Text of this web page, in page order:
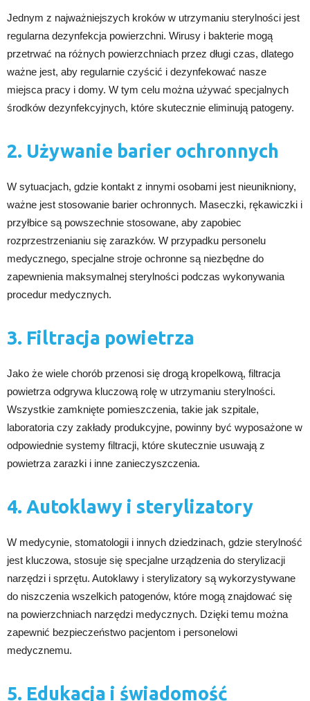
Jednym z najważniejszych kroków w utrzymaniu sterylności jest
regularna dezynfekcja powierzchni. Wirusy i bakterie mogą
przetrwać na różnych powierzchniach przez długi czas, dlatego
ważne jest, aby regularnie czyścić i dezynfekować nasze
miejsca pracy i domy. W tym celu można używać specjalnych
środków dezynfekcyjnych, które skutecznie eliminują patogeny.
2. Używanie barier ochronnych
W sytuacjach, gdzie kontakt z innymi osobami jest nieunikniony,
ważne jest stosowanie barier ochronnych. Maseczki, rękawiczki i
przyłbice są powszechnie stosowane, aby zapobiec
rozprzestrzenianiu się zarazków. W przypadku personelu
medycznego, specjalne stroje ochronne są niezbędne do
zapewnienia maksymalnej sterylności podczas wykonywania
procedur medycznych.
3. Filtracja powietrza
Jako że wiele chorób przenosi się drogą kropelkową, filtracja
powietrza odgrywa kluczową rolę w utrzymaniu sterylności.
Wszystkie zamknięte pomieszczenia, takie jak szpitale,
laboratoria czy zakłady produkcyjne, powinny być wyposażone w
odpowiednie systemy filtracji, które skutecznie usuwają z
powietrza zarazki i inne zanieczyszczenia.
4. Autoklawy i sterylizatory
W medycynie, stomatologii i innych dziedzinach, gdzie sterylność
jest kluczowa, stosuje się specjalne urządzenia do sterylizacji
narzędzi i sprzętu. Autoklawy i sterylizatory są wykorzystywane
do niszczenia wszelkich patogenów, które mogą znajdować się
na powierzchniach narzędzi medycznych. Dzięki temu można
zapewnić bezpieczeństwo pacjentom i personelowi
medycznemu.
5. Edukacja i świadomość